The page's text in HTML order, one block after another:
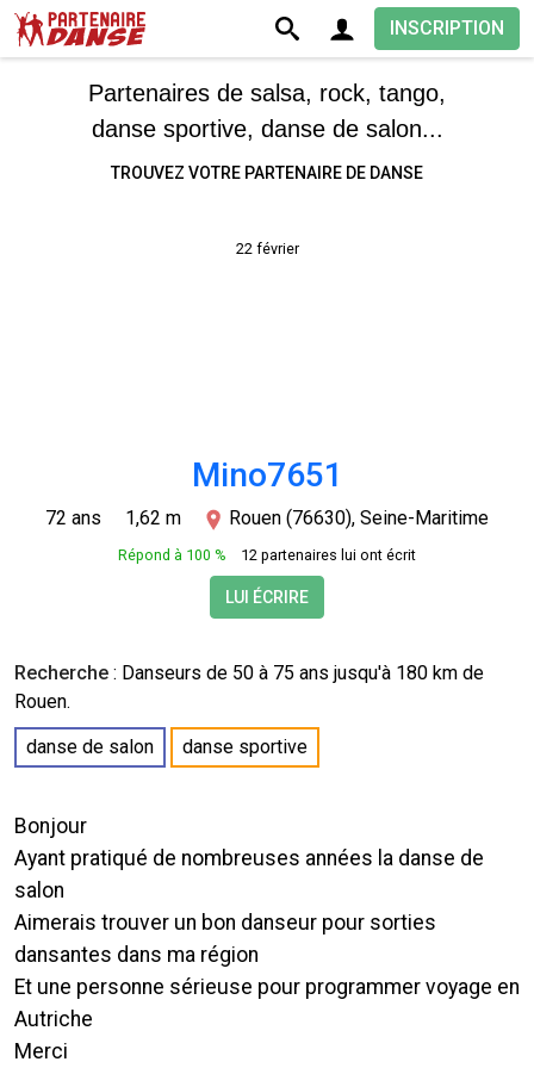
INSCRIPTION
Partenaires de salsa, rock, tango,
danse sportive, danse de salon...
TROUVEZ VOTRE PARTENAIRE DE DANSE
22 février
Mino7651
72 ans 1,62 m Rouen (76630), Seine-Maritime
Répond à 100 % 12 partenaires lui ont écrit
LUI ÉCRIRE
Recherche : Danseurs de 50 à 75 ans jusqu'à 180 km de
Rouen.
danse de salon
danse sportive
Bonjour
Ayant pratiqué de nombreuses années la danse de
salon
Aimerais trouver un bon danseur pour sorties
dansantes dans ma région
Et une personne sérieuse pour programmer voyage en
Autriche
Merci